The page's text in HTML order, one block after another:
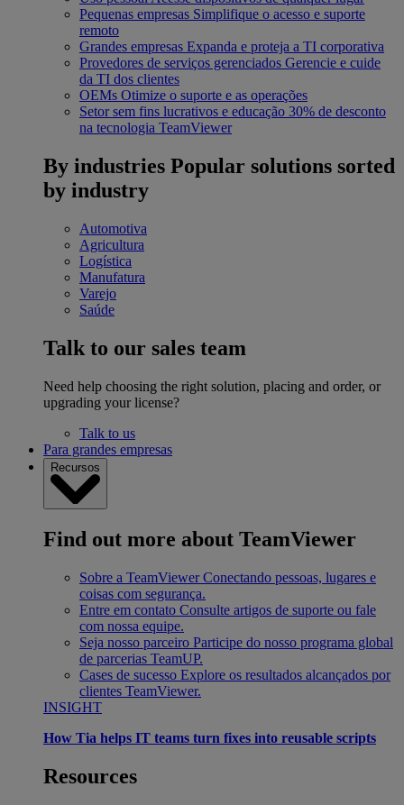
Pequenas empresas Simplifique o acesso e suporte
remoto
Grandes empresas Expanda e proteja a TI corporativa
Provedores de serviços gerenciados Gerencie e cuide
da TI dos clientes
OEMs Otimize o suporte e as operações
Setor sem fins lucrativos e educação 30% de desconto
na tecnologia TeamViewer
By industries Popular solutions sorted
by industry
Automotiva
Agricultura
Logística
Manufatura
Varejo
Saúde
Talk to our sales team
Need help choosing the right solution, placing and order, or
upgrading your license?
Talk to us
Para grandes empresas
Recursos
Find out more about TeamViewer
Sobre a TeamViewer Conectando pessoas, lugares e
coisas com segurança.
Entre em contato Consulte artigos de suporte ou fale
com nossa equipe.
Seja nosso parceiro Participe do nosso programa global
de parcerias TeamUP.
Cases de sucesso Explore os resultados alcançados por
clientes TeamViewer.
INSIGHT
How Tia helps IT teams turn fixes into reusable scripts
Resources